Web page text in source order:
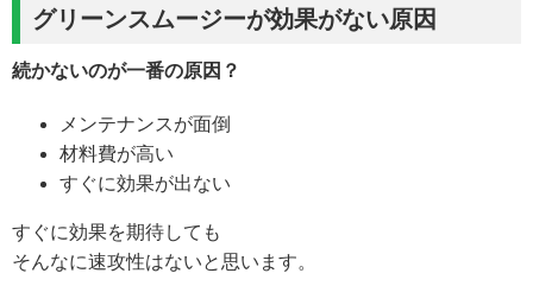
グリーンスムージーが効果がない原因
続かないのが一番の原因？
メンテナンスが面倒
材料費が高い
すぐに効果が出ない
すぐに効果を期待しても
そんなに速攻性はないと思います。